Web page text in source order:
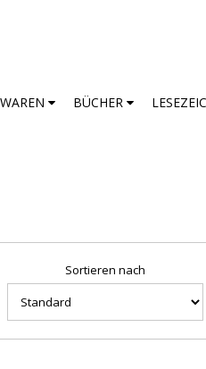
BÜCHER
Sortieren nach